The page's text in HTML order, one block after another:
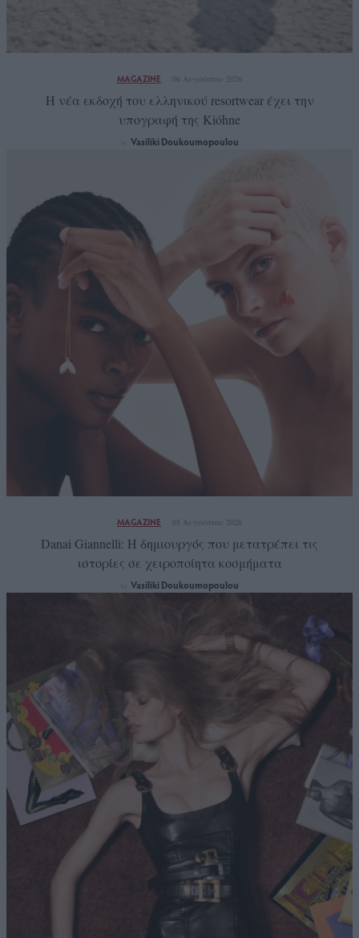
MAGAZINE 06 Αυγούστου 2026
Η νέα εκδοχή του ελληνικού resortwear έχει την
υπογραφή της Kióhne
Vasiliki Doukoumopoulou
MAGAZINE 05 Αυγούστου 2026
Danai Giannelli: Η δημιουργός που μετατρέπει τις
ιστορίες σε χειροποίητα κοσμήματα
Vasiliki Doukoumopoulou